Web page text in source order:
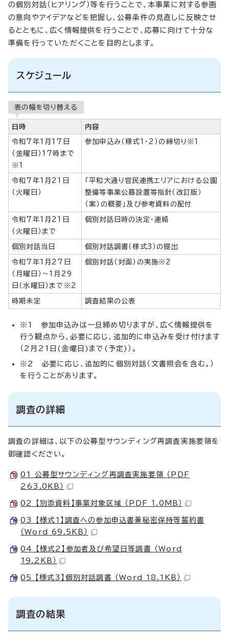
の個別対話（ヒアリング）等を行うことで、本事業に対する参画
の意向やアイデアなどを把握し、公募条件の見直しに反映させ
るとともに、広く情報提供を行うことで、応募に向けて十分な
準備を行っていただくことを目的とします。
スケジュール
表の幅を切り替える
日時 内容
令和7年1月17日
（金曜日）17時まで
※1
参加申込み（様式1・2）の締切り※1
令和7年1月21日
（火曜日）
「平和大通り官民連携エリアにおける公園
整備等事業公募設置等指針（改訂版）
（案）の概要」及び参考資料の配付
令和7年1月21日
（火曜日）まで
個別対話日時の決定・連絡
個別対話当日 個別対話調書（様式3）の提出
令和7年1月27日
（月曜日）～1月29
日（水曜日）まで※2
個別対話（対面）の実施※2
時期未定 調査結果の公表
※1 参加申込みは一旦締め切りますが、広く情報提供を
行う観点から、必要に応じ、追加的に申込みを受け付けます
（2月21日(金曜日)まで(予定)）。
※2 必要に応じ、追加的に個別対話（文書照会を含む。）
を行うことがあります。
調査の詳細
調査の詳細は、以下の公募型サウンディング再調査実施要領を
御確認ください。
01 公募型サウンディング再調査実施要領 （PDF
263.0KB）
02 【別添資料】事業対象区域 （PDF 1.0MB）
03 【様式1】調査への参加申込書兼秘密保持等誓約書
（Word 69.5KB）
04 【様式2】参加者及び希望日等調書 （Word
19.2KB）
05 【様式3】個別対話調書 （Word 18.1KB）
調査の結果